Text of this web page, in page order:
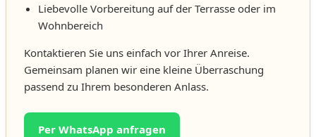
Liebevolle Vorbereitung auf der Terrasse oder im
Wohnbereich
Kontaktieren Sie uns einfach vor Ihrer Anreise.
Gemeinsam planen wir eine kleine Überraschung
passend zu Ihrem besonderen Anlass.
Per WhatsApp anfragen